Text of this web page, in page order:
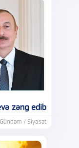
zəng edib
Gündəm / Siyasət